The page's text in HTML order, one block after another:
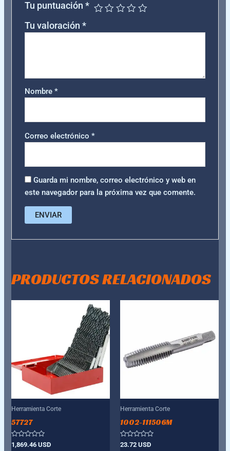
Tu puntuación *
Tu valoración *
Nombre *
Correo electrónico *
Guarda mi nombre, correo electrónico y web en
este navegador para la próxima vez que comente.
PRODUCTOS RELACIONADOS
Herramienta Corte
57727
Valorado
con
1,869.46USD
Herramienta Corte
1002-111506M
Valorado
con
23.72 USD